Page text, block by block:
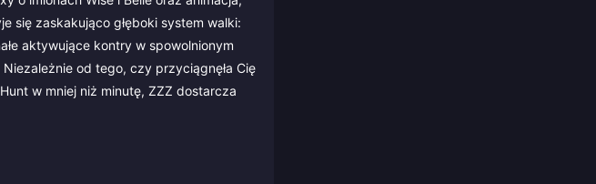
się zaskakująco głęboki system walki:
aktywujące kontry w spowolnionym
od tego, czy przyciągnęła Cię
w mniej niż minutę, ZZZ dostarcza